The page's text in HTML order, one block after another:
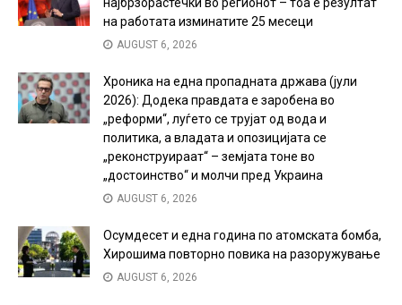
на работата изминатите 25 месеци
AUGUST 6, 2026
Хроника на една пропадната држава (јули
2026): Додека правдата е заробена во
„реформи“, луѓето се трујат од вода и
политика, а владата и опозицијата се
„реконструираат“ – земјата тоне во
„достоинство“ и молчи пред Украина
AUGUST 6, 2026
Осумдесет и една година по атомската бомба,
Хирошима повторно повика на разоружување
AUGUST 6, 2026